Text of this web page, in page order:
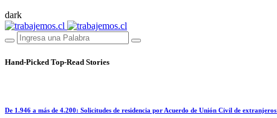
dark
Hand-Picked Top-Read Stories
De 1.946 a más de 4.200: Solicitudes de residencia por Acuerdo de Unión Civil de